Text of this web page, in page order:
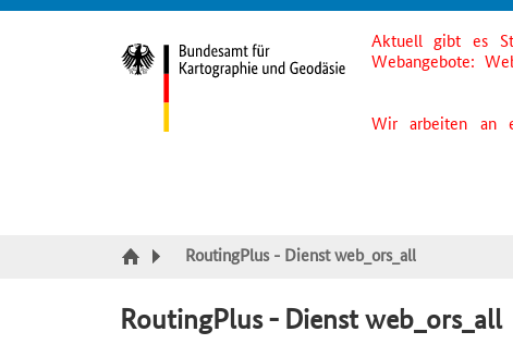
Kategorie Navigation
Aktuell gibt es
Webangebote:
Wir arbeiten an
RoutingPlus - Dienst web_ors_all
RoutingPlus - Dienst web_ors_all